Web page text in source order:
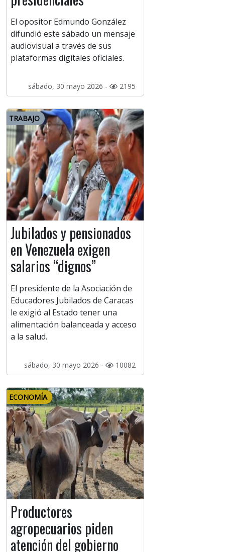
El opositor Edmundo González
difundió este sábado un mensaje
audiovisual a través de sus
plataformas digitales oficiales.
sábado, 30 mayo 2026 - 2195
TRABAJO
Jubilados y pensionados
en Venezuela exigen
salarios “dignos”
El presidente de la Asociación de
Educadores Jubilados de Caracas
le exigió al Estado tener una
alimentación balanceada y acceso
a la salud.
sábado, 30 mayo 2026 - 10082
ECONOMÍA
Productores
agropecuarios piden
atención del gobierno